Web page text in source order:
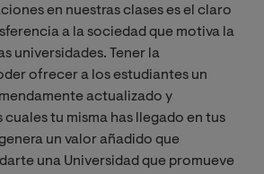
en nuestras clases es el claro
a la sociedad que motiva la
universidades. Tener la
ofrecer a los estudiantes un
actualizado y
tu misma has llegado en tus
un valor añadido que
una Universidad que promueve